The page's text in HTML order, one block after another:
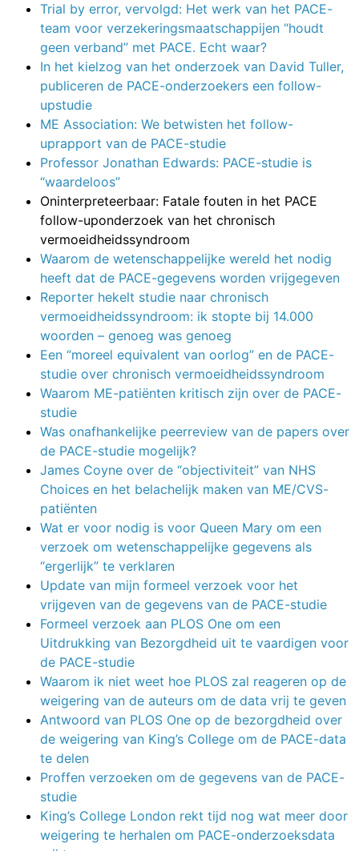
Trial by error, vervolgd: Het werk van het PACE-
team voor verzekeringsmaatschappijen “houdt
geen verband” met PACE. Echt waar?
In het kielzog van het onderzoek van David Tuller,
publiceren de PACE-onderzoekers een follow-
upstudie
ME Association: We betwisten het follow-
uprapport van de PACE-studie
Professor Jonathan Edwards: PACE-studie is
“waardeloos”
Oninterpreteerbaar: Fatale fouten in het PACE
follow-uponderzoek van het chronisch
vermoeidheidssyndroom
Waarom de wetenschappelijke wereld het nodig
heeft dat de PACE-gegevens worden vrijgegeven
Reporter hekelt studie naar chronisch
vermoeidheidssyndroom: ik stopte bij 14.000
woorden – genoeg was genoeg
Een “moreel equivalent van oorlog” en de PACE-
studie over chronisch vermoeidheidssyndroom
Waarom ME-patiënten kritisch zijn over de PACE-
studie
Was onafhankelijke peerreview van de papers over
de PACE-studie mogelijk?
James Coyne over de “objectiviteit” van NHS
Choices en het belachelijk maken van ME/CVS-
patiënten
Wat er voor nodig is voor Queen Mary om een
verzoek om wetenschappelijke gegevens als
“ergerlijk” te verklaren
Update van mijn formeel verzoek voor het
vrijgeven van de gegevens van de PACE-studie
Formeel verzoek aan PLOS One om een
Uitdrukking van Bezorgdheid uit te vaardigen voor
de PACE-studie
Waarom ik niet weet hoe PLOS zal reageren op de
weigering van de auteurs om de data vrij te geven
Antwoord van PLOS One op de bezorgdheid over
de weigering van King’s College om de PACE-data
te delen
Proffen verzoeken om de gegevens van de PACE-
studie
King’s College London rekt tijd nog wat meer door
weigering te herhalen om PACE-onderzoeksdata